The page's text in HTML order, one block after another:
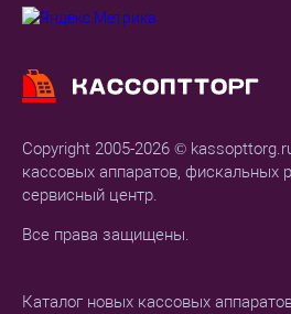
Copyright 2005-2026 ©
кассовых аппаратов, фискальных
сервисный центр.
Все права защищены.
Каталог новых кассовых